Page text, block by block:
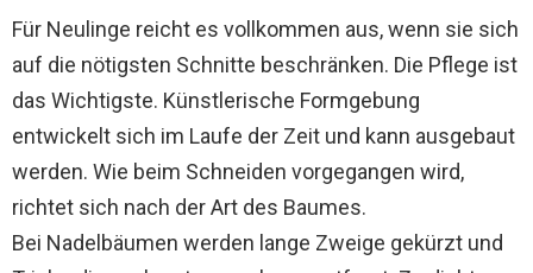
Für Neulinge reicht es vollkommen aus, wenn sie sich
auf die nötigsten Schnitte beschränken. Die Pflege ist
das Wichtigste. Künstlerische Formgebung
entwickelt sich im Laufe der Zeit und kann ausgebaut
werden. Wie beim Schneiden vorgegangen wird,
richtet sich nach der Art des Baumes.
Bei Nadelbäumen werden lange Zweige gekürzt und